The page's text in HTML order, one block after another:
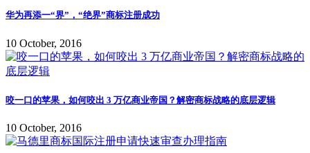
华为再添一“界”，“绝界”商标注册成功
10 October, 2016
咬一口的苹果，如何咬出 3 万亿商业帝国？解密商标战略的底层逻辑
10 October, 2016